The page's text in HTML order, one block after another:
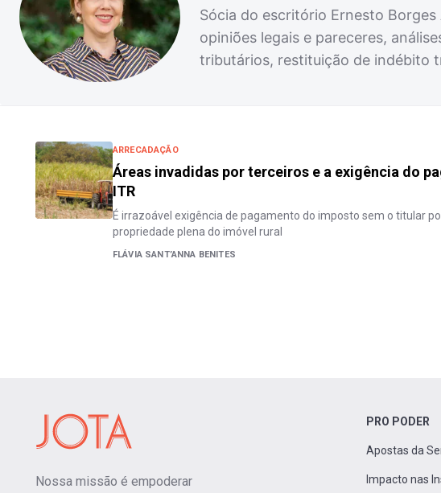
Sócia do escritório Ernesto
opiniões legais e pareceres,
tributários, restituição de indébito
ARRECADAÇÃO
Áreas invadidas por terceiros e a exigência do
ITR
É irrazoável exigência de pagamento do imposto sem o titular
propriedade plena do imóvel rural
FLÁVIA SANT’ANNA BENITES
Nossa missão é empoderar
PRO PODER
Apostas da
Impacto nas